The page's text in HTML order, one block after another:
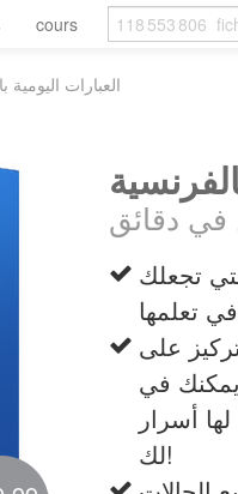
cours
العبارات اليومية
تجعلك
على
في
أسرار
لك!